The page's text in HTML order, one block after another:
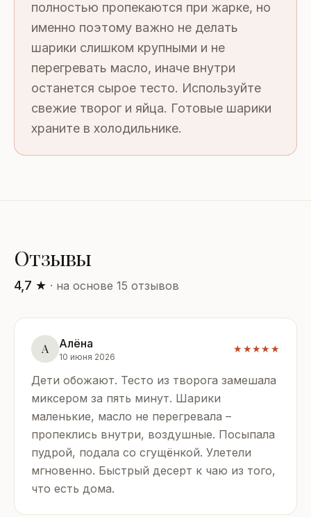
полностью пропекаются при жарке, но
именно поэтому важно не делать
шарики слишком крупными и не
перегревать масло, иначе внутри
останется сырое тесто. Используйте
свежие творог и яйца. Готовые шарики
храните в холодильнике.
Отзывы
4,7 ★ · на основе 15 отзывов
А Алёна
10 июня 2026
★★★★★
Дети обожают. Тесто из творога замешала
миксером за пять минут. Шарики
маленькие, масло не перегревала –
пропеклись внутри, воздушные. Посыпала
пудрой, подала со сгущёнкой. Улетели
мгновенно. Быстрый десерт к чаю из того,
что есть дома.